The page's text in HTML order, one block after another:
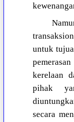
untuk
kerelaan
pihak
secara